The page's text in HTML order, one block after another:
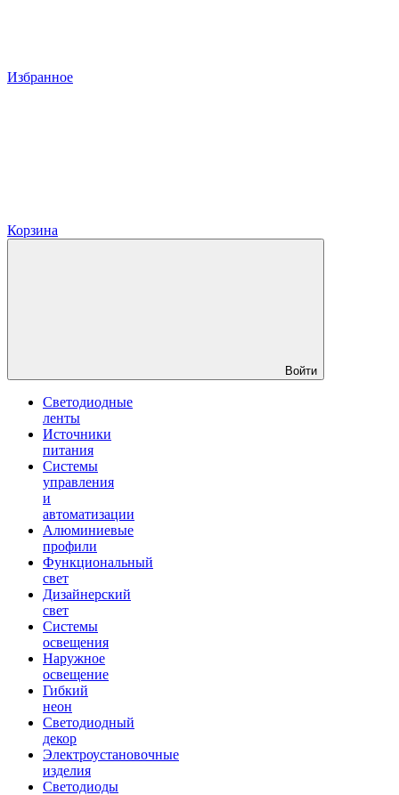
Избранное
Корзина
Войти
Светодиодные
ленты
Источники
питания
Системы
управления
и
автоматизации
Алюминиевые
профили
Функциональный
свет
Дизайнерский
свет
Системы
освещения
Наружное
освещение
Гибкий
неон
Светодиодный
декор
Электроустановочные
изделия
Светодиоды